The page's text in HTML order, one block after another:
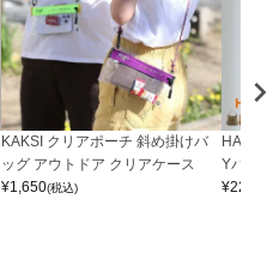
KAKSI クリアポーチ 斜め掛けバ
ッグ アウトドア クリアケース
¥1,650(税込)
Yバッグ
¥22,000